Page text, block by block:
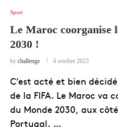
Sport
Le Maroc coorganise
2030 !
by challenge 4 octobre 2023
C’est acté et bien
de la FIFA. Le Maroc va
du Monde 2030, aux
Portugal. …